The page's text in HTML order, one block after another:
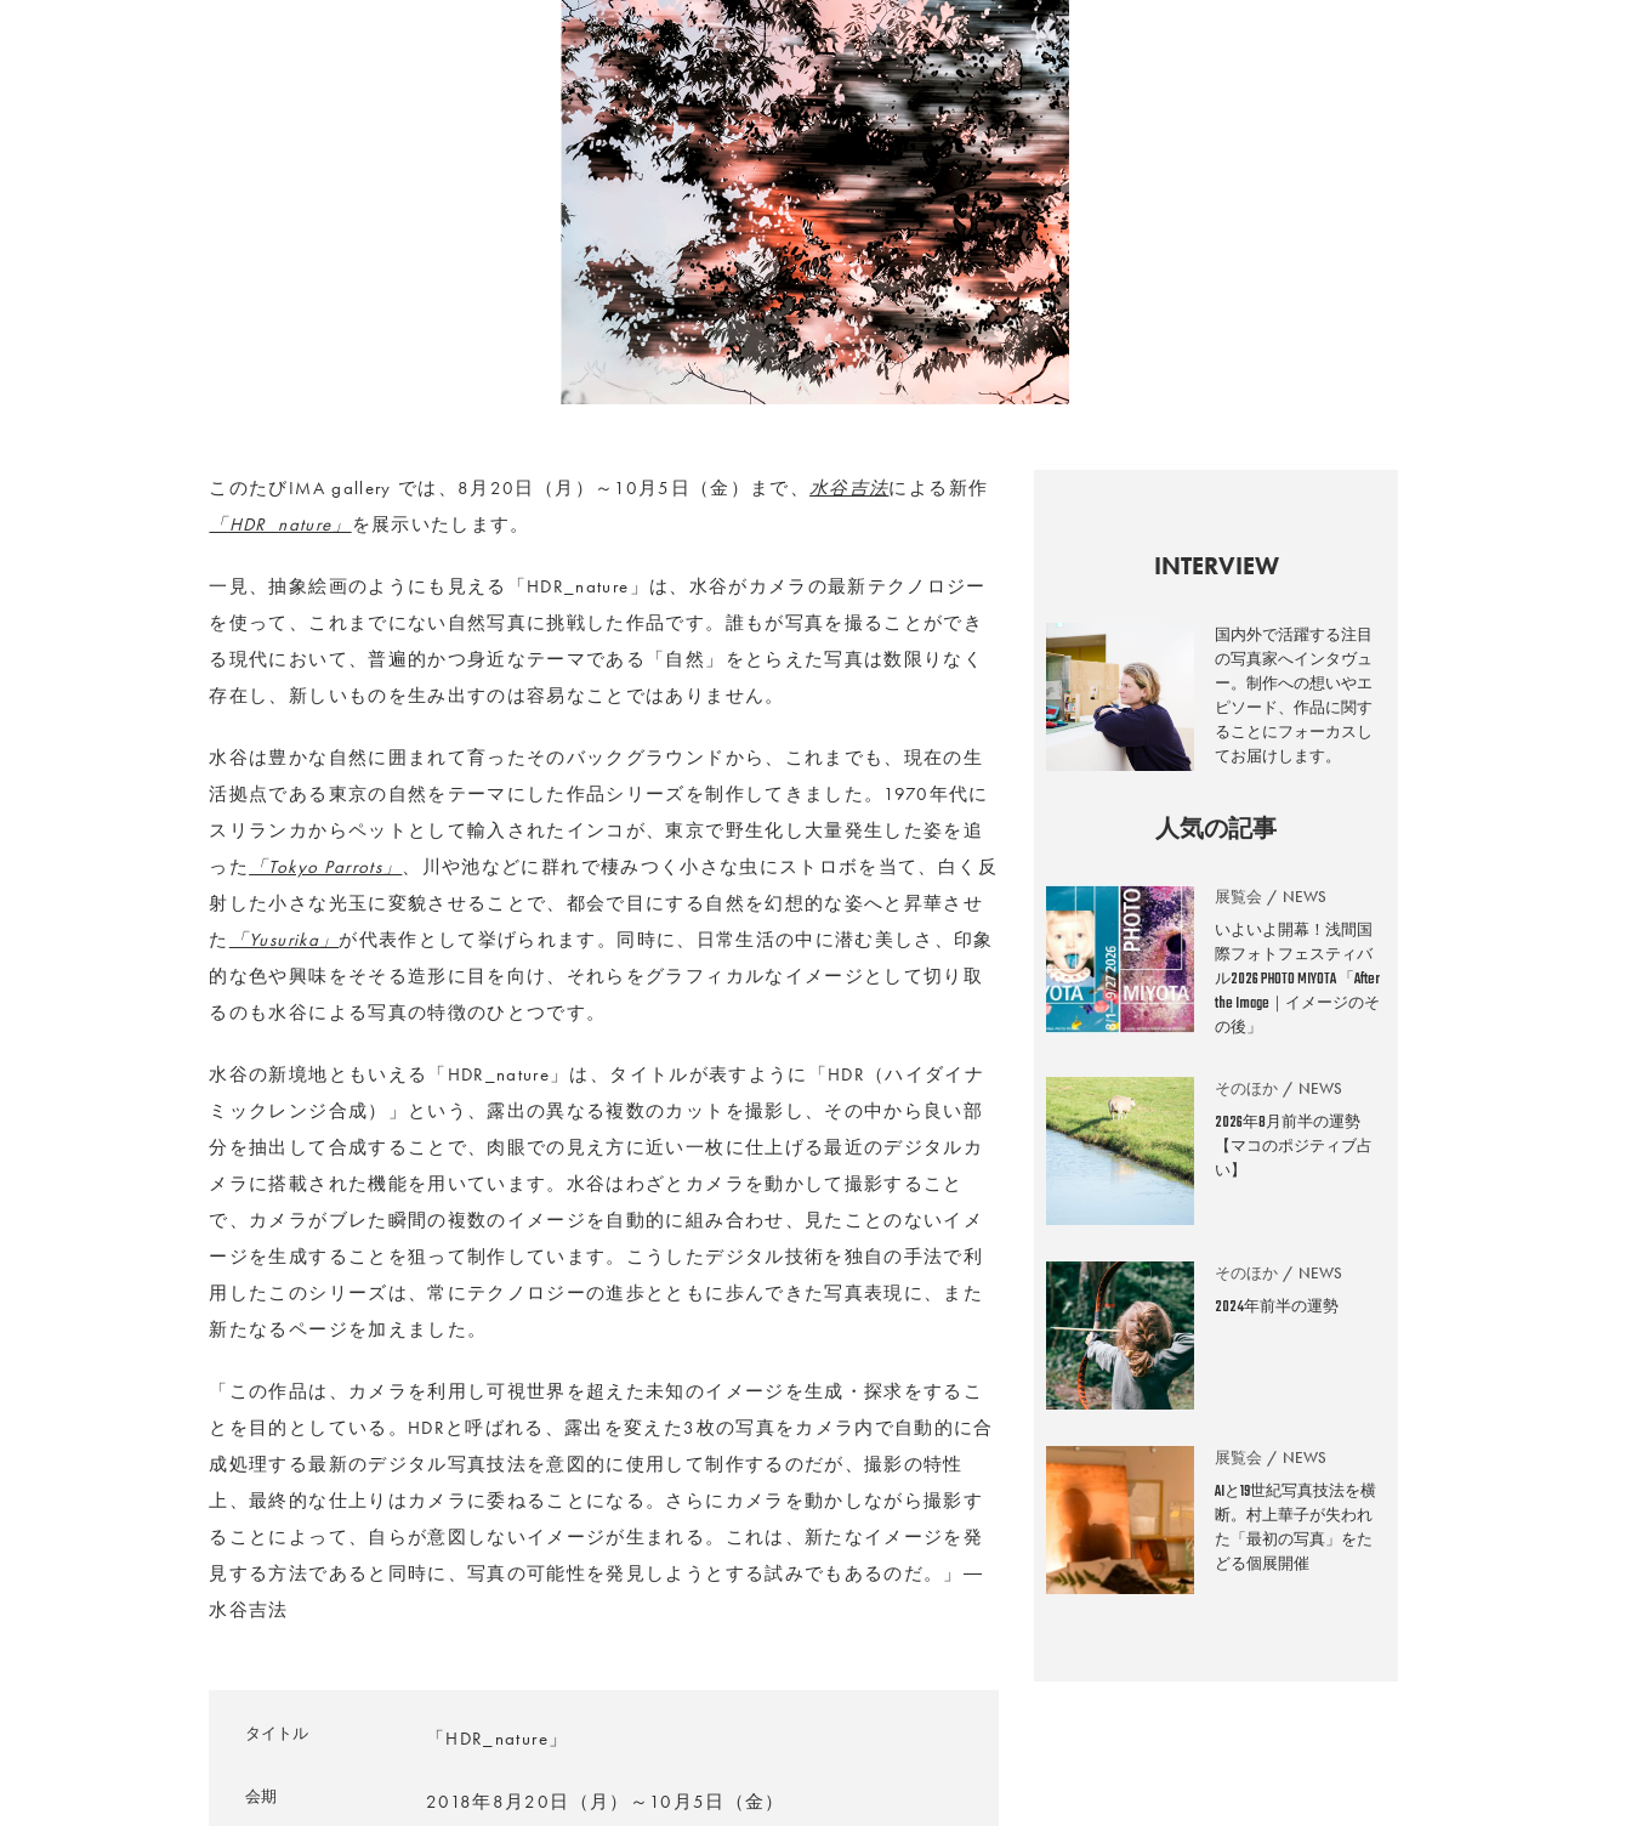
このたびIMA gallery では、8月20日（月）～10月5日（金）まで、水谷吉法による新作
「HDR_nature」 を展示いたします。
一見、抽象絵画のようにも見える「HDR_nature」は、水谷がカメラの最新テクノロジー
を使って、これまでにない自然写真に挑戦した作品です。誰もが写真を撮ることができ
る現代において、普遍的かつ身近なテーマである「自然」をとらえた写真は数限りなく
存在し、新しいものを生み出すのは容易なことではありません。
水谷は豊かな自然に囲まれて育ったそのバックグラウンドから、これまでも、現在の生
活拠点である東京の自然をテーマにした作品シリーズを制作してきました。1970年代に
スリランカからペットとして輸入されたインコが、東京で野生化し大量発生した姿を追
った 「Tokyo Parrots」 、川や池などに群れで棲みつく小さな虫にストロボを当て、白く反
射した小さな光玉に変貌させることで、都会で目にする自然を幻想的な姿へと昇華させ
た
「Yusurika」が代表作として挙げられます。同時に、日常生活の中に潜む美しさ、印象
的な色や興味をそそる造形に目を向け、それらをグラフィカルなイメージとして切り取
るのも水谷による写真の特徴のひとつです。
水谷の新境地ともいえる「HDR_nature」は、タイトルが表すように「HDR（ハイダイナ
ミックレンジ合成）」という、露出の異なる複数のカットを撮影し、その中から良い部
分を抽出して合成することで、肉眼での見え方に近い一枚に仕上げる最近のデジタルカ
メラに搭載された機能を用いています。水谷はわざとカメラを動かして撮影すること
で、カメラがブレた瞬間の複数のイメージを自動的に組み合わせ、見たことのないイメ
ージを生成することを狙って制作しています。こうしたデジタル技術を独自の手法で利
用したこのシリーズは、常にテクノロジーの進歩とともに歩んできた写真表現に、また
新たなるページを加えました。
「この作品は、カメラを利用し可視世界を超えた未知のイメージを生成・探求をするこ
とを目的としている。HDRと呼ばれる、露出を変えた3枚の写真をカメラ内で自動的に合
成処理する最新のデジタル写真技法を意図的に使用して制作するのだが、撮影の特性
上、最終的な仕上りはカメラに委ねることになる。さらにカメラを動かしながら撮影す
ることによって、自らが意図しないイメージが生まれる。これは、新たなイメージを発
見する方法であると同時に、写真の可能性を発見しようとする試みでもあるのだ。」―
水谷吉法
タイトル 「HDR_nature」
会期 2018年8月20日（月）～10月5日（金）
INTERVIEW
国内外で活躍する注目
の写真家へインタヴュ
ー。制作への想いやエ
ピソード、作品に関す
ることにフォーカスし
てお届けします。
人気の記事
展覧会 NEWS
いよいよ開幕！浅間国
際フォトフェスティバ
ル2026 PHOTO MIYOTA 「After
the Image｜イメージのそ
の後」
そのほか NEWS
2026年8月前半の運勢
【マコのポジティブ占
い】
そのほか NEWS
2024年前半の運勢
展覧会 NEWS
AIと19世紀写真技法を横
断。村上華子が失われ
た「最初の写真」をた
どる個展開催